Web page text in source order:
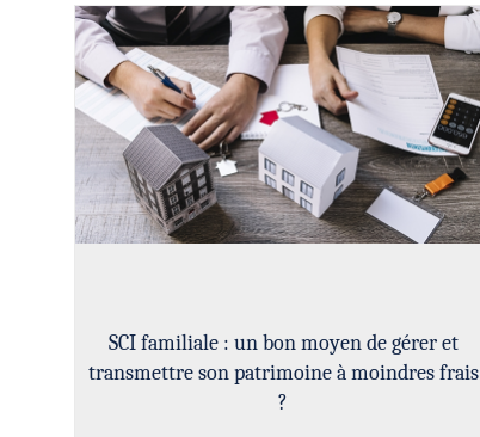
SCI familiale : un bon moyen de gérer et
transmettre son patrimoine à moindres frais
?